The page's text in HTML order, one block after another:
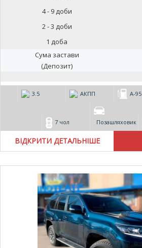
4 - 9 доби
2 - 3 доби
1 доба
Сума застави
(Депозит)
3.5 АКПП А-95
7 чол Позашляховик
ВІДКРИТИ ДЕТАЛЬНІШЕ